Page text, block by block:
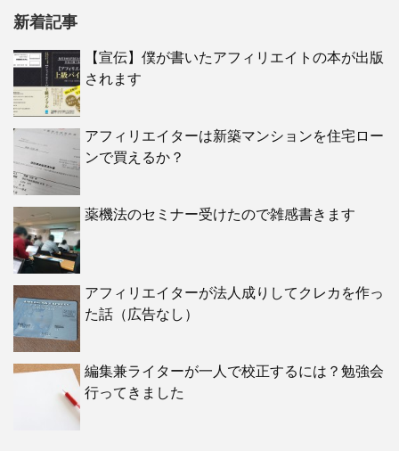
新着記事
【宣伝】僕が書いたアフィリエイトの本が出版
されます
アフィリエイターは新築マンションを住宅ロー
ンで買えるか？
薬機法のセミナー受けたので雑感書きます
アフィリエイターが法人成りしてクレカを作っ
た話（広告なし）
編集兼ライターが一人で校正するには？勉強会
行ってきました